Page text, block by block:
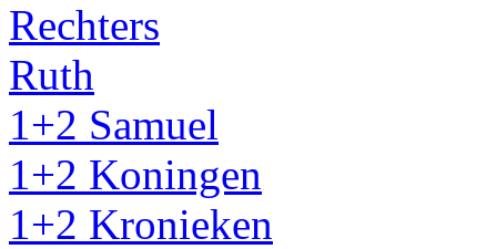
Rechters
Ruth
1+2 Samuel
1+2 Koningen
1+2 Kronieken